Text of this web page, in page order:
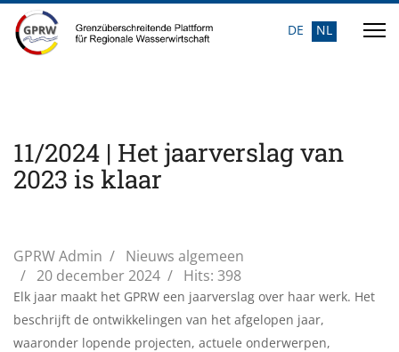
Selecteer de taal
DE NL
11/2024 | Het jaarverslag van
2023 is klaar
GPRW Admin
Nieuws algemeen
20 december 2024
Hits: 398
Elk jaar maakt het GPRW een jaarverslag over haar werk. Het
beschrijft de ontwikkelingen van het afgelopen jaar,
waaronder lopende projecten, actuele onderwerpen,